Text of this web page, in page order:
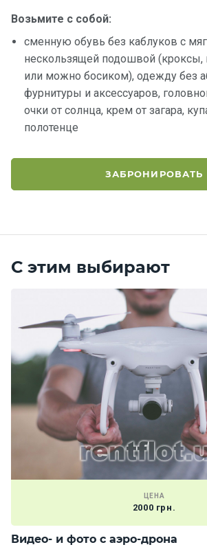
Возьмите с собой:
сменную обувь без каблуков с
нескользящей подошвой
или можно босиком), одежду без
фурнитуры и аксессуаров,
очки от солнца, крем от загара,
полотенце
ЗАБРОНИРОВАТЬ
С этим выбирают
ЦЕНА
2000 грн.
Видео- и фото с аэро-дрона